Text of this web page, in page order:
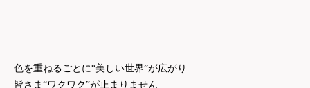
色を重ねるごとに“美しい世界”が広がり